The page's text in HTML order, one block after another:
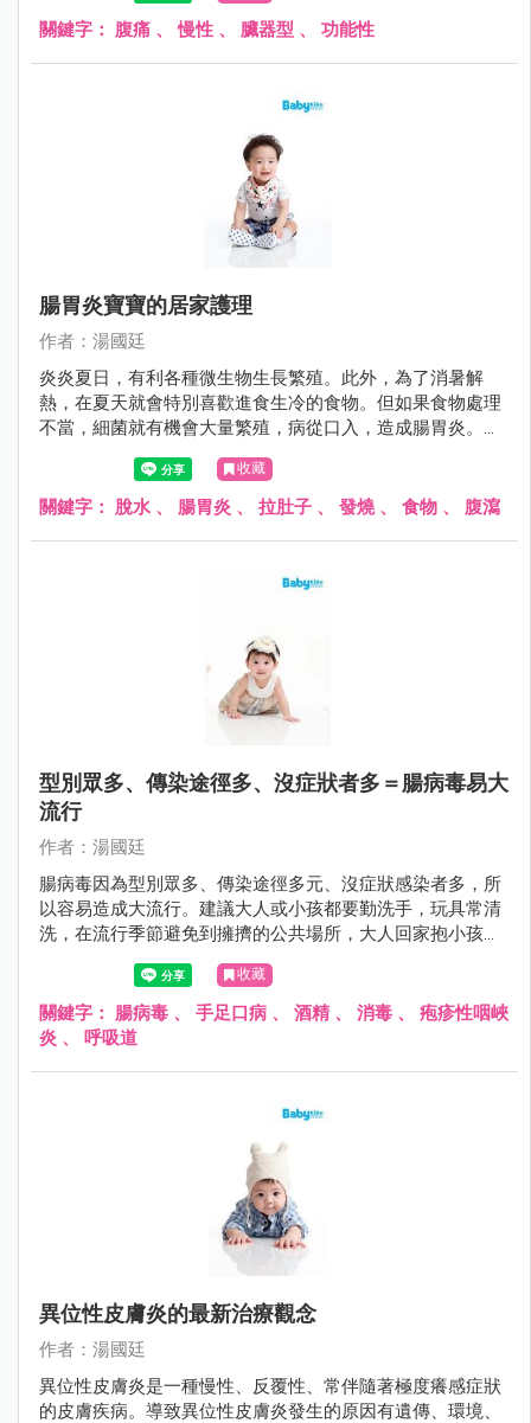
題，但許多父母又怕因為疏忽大意而延誤病情，搞得一個頭
關鍵字： 腹痛 、慢性 、 臟器型 、 功能性
腸胃炎寶寶的居家護理
作者：湯國廷
炎炎夏日，有利各種微生物生長繁殖。此外，為了消暑解
熱，在夏天就會特別喜歡進食生冷的食物。但如果食物處理
不當，細菌就有機會大量繁殖，病從口入，造成腸胃炎。腸
胃炎的症狀不外乎嘔吐與腹瀉，其症狀可輕可重，就醫之
前，如何避免進一步惡化，其實有些撇步。
收藏
關鍵字： 脫水 、 腸胃炎 、 拉肚子 、 發燒、 食物 、 腹瀉
型別眾多、傳染途徑多、沒症狀者多＝腸病毒易大
流行
作者：湯國廷
腸病毒因為型別眾多、傳染途徑多元、沒症狀感染者多，所
以容易造成大流行。建議大人或小孩都要勤洗手，玩具常清
洗，在流行季節避免到擁擠的公共場所，大人回家抱小孩之
前要更衣和洗手，對於家中第二位感染腸病毒患者，因其所
接受的病毒量往往較高，嚴重度可能提高，更要小心有無重
症前兆。
收藏
關鍵字： 腸病毒 、 手足口病 、 酒精 、 消毒 、 疱疹性咽峽
炎 、 呼吸道
異位性皮膚炎的最新治療觀念
作者：湯國廷
異位性皮膚炎是一種慢性、反覆性、常伴隨著極度癢感症狀
的皮膚疾病。導致異位性皮膚炎發生的原因有遺傳、環境、